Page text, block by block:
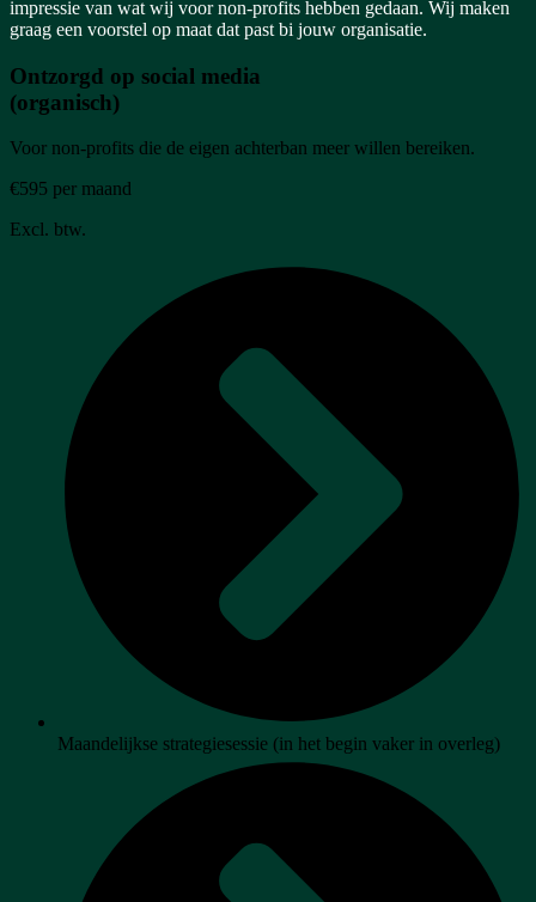
impressie van wat wij voor non-profits hebben gedaan. Wij maken
graag een voorstel op maat dat past bi jouw organisatie.
Ontzorgd op social media
(organisch)
Voor non-profits die de eigen achterban meer willen bereiken.
€595 per maand
Excl. btw.
Maandelijkse strategiesessie (in het begin vaker in overleg)